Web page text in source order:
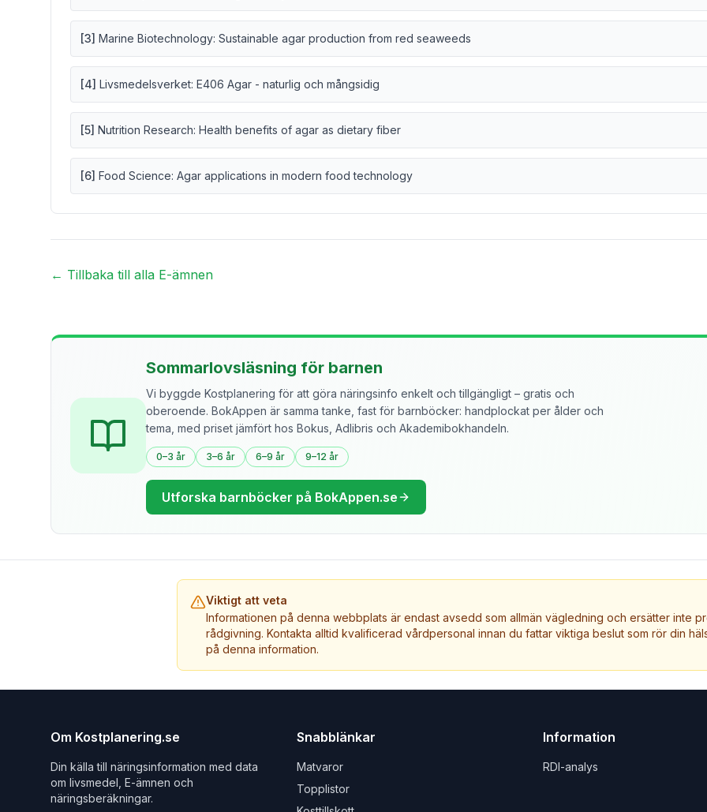
[3] Marine Biotechnology: Sustainable agar production from red seaweeds
[4] Livsmedelsverket: E406 Agar - naturlig och mångsidig
[5] Nutrition Research: Health benefits of agar as dietary fiber
[6] Food Science: Agar applications in modern food technology
← Tillbaka till alla E-ämnen
Sommarlovsläsning för barnen
Vi byggde Kostplanering för att göra näringsinfo enkelt och tillgängligt – gratis och
oberoende. BokAppen är samma tanke, fast för barnböcker: handplockat per ålder och
tema, med priset jämfört hos Bokus, Adlibris och Akademibokhandeln.
0–3 år 3–6 år 6–9 år 9–12 år
Utforska barnböcker på BokAppen.se
Viktigt att veta
Informationen på denna webbplats är endast avsedd som allmän vägledning och ersätter inte
rådgivning. Kontakta alltid kvalificerad vårdpersonal innan du fattar viktiga beslut som rör din
på denna information.
Om Kostplanering.se
Din källa till näringsinformation med data
om livsmedel, E-ämnen och
näringsberäkningar.
Snabblänkar
Matvaror
Topplistor
Information
RDI-analys